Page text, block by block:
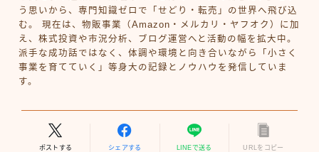
う思いから、専門知識ゼロで「せどり・転売」の世界へ飛び込
む。 現在は、物販事業（Amazon・メルカリ・ヤフオク）に加
え、株式投資や市況分析、ブログ運営へと活動の幅を拡大中。
派手な成功話ではなく、体調や環境と向き合いながら「小さく
事業を育てていく」等身大の記録とノウハウを発信していま
す。
ポストする シェアする LINEで送る URLをコピー